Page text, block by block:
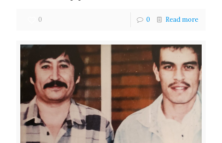
0 0 Read more